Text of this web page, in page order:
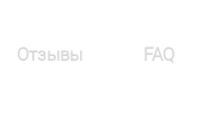
Отзывы FAQ